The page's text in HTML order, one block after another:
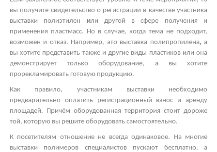
вы получите свидетельство о регистрации в качестве участника
выставки полиэтилен
или другой
в сфере получения и
применения пластмасс. Но в случае, когда тема не подходит,
возможен и отказ. Например, это выставка полипропилена,а
вы хотите представить также и другие виды пластиков или она
демонстрирует только оборудование, а вы хотите
прорекламировать готовую продукцию.
Как правило, участникам выставки необходимо
предварительно оплатить регистрационный взнос и аренду
площадей. Причём оборудованная территория стоит дороже
той, которую вы решите оборудовать самостоятельно.
К посетителям отношение не всегда одинаковое. На многие
выставки полимеров специалистов пускают бесплатно, а